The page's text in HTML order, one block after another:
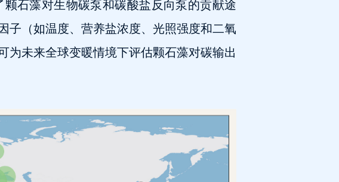
石藻对生物碳泵和碳酸盐反向泵的贡献途
子（如温度、营养盐浓度、光照强度和二氧
未来全球变暖情境下评估颗石藻对碳输出